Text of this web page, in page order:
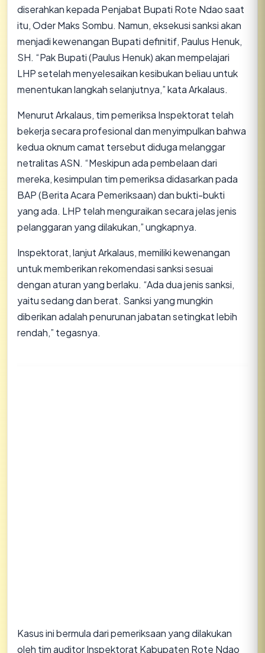
diserahkan kepada Penjabat Bupati Rote Ndao saat
itu, Oder Maks Sombu. Namun, eksekusi sanksi akan
menjadi kewenangan Bupati definitif, Paulus Henuk,
SH. “Pak Bupati (Paulus Henuk) akan mempelajari
LHP setelah menyelesaikan kesibukan beliau untuk
menentukan langkah selanjutnya,” kata Arkalaus.
Menurut Arkalaus, tim pemeriksa Inspektorat telah
bekerja secara profesional dan menyimpulkan bahwa
kedua oknum camat tersebut diduga melanggar
netralitas ASN. “Meskipun ada pembelaan dari
mereka, kesimpulan tim pemeriksa didasarkan pada
BAP (Berita Acara Pemeriksaan) dan bukti-bukti
yang ada. LHP telah menguraikan secara jelas jenis
pelanggaran yang dilakukan,” ungkapnya.
Inspektorat, lanjut Arkalaus, memiliki kewenangan
untuk memberikan rekomendasi sanksi sesuai
dengan aturan yang berlaku. “Ada dua jenis sanksi,
yaitu sedang dan berat. Sanksi yang mungkin
diberikan adalah penurunan jabatan setingkat lebih
rendah,” tegasnya.
Kasus ini bermula dari pemeriksaan yang dilakukan
oleh tim auditor Inspektorat Kabupaten Rote Ndao